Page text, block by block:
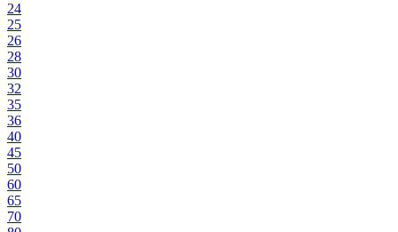
24
25
26
28
30
32
35
36
40
45
50
60
65
70